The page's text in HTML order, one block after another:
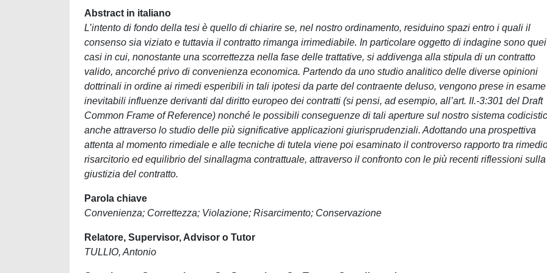
Abstract in italiano
L’intento di fondo della tesi è quello di chiarire se, nel nostro ordinamento, residuino spazi entro i quali il
consenso sia viziato e tuttavia il contratto rimanga irrimediabile. In particolare oggetto di indagine sono quei
casi in cui, nonostante una scorrettezza nella fase delle trattative, si addivenga alla stipula di un contratto
valido, ancorché privo di convenienza economica. Partendo da uno studio analitico delle diverse opinioni
dottrinali in ordine ai rimedi esperibili in tali ipotesi da parte del contraente deluso, vengono prese in
inevitabili influenze derivanti dal diritto europeo dei contratti (si pensi, ad esempio, all’art. II.-3:301 del Draft
Common Frame of Reference) nonché le possibili conseguenze di tali aperture sul nostro sistema
anche attraverso lo studio delle più significative applicazioni giurisprudenziali. Adottando una prospettiva
attenta al momento rimediale e alle tecniche di tutela viene poi esaminato il controverso rapporto tra
risarcitorio ed equilibrio del sinallagma contrattuale, attraverso il confronto con le più recenti riflessioni sulla
giustizia del contratto.
Parola chiave
Convenienza; Correttezza; Violazione; Risarcimento; Conservazione
Relatore, Supervisor, Advisor o Tutor
TULLIO, Antonio